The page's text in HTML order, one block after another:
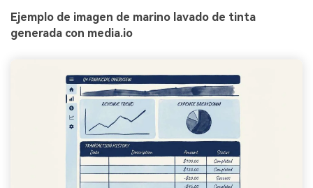
Ejemplo de imagen de marino lavado de tinta
generada con media.io